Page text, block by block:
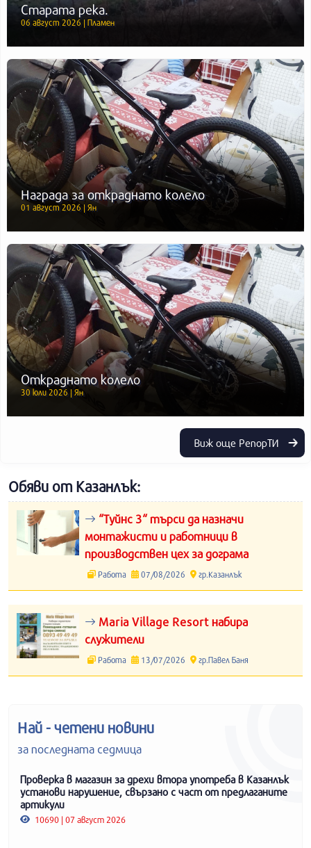
Старата река.
06 август 2026 | Пламен
Награда за откраднато колело
01 август 2026 | Ян
Откраднато колело
30 юли 2026 | Ян
Виж още РепорТИ
Обяви от Казанлък:
“Туйнс 3“ търси да назначи
монтажисти и работници в
производствен цех за дограма
Работа 07/08/2026 гр.Казанлък
Maria Village Resort набира
служители
Работа 13/07/2026 гр.Павел Баня
Най - четени новини
за последната седмица
Проверка в магазин за дрехи втора употреба в Казанлък
установи нарушение, свързано с част от предлаганите
артикули
10690 | 07 август 2026